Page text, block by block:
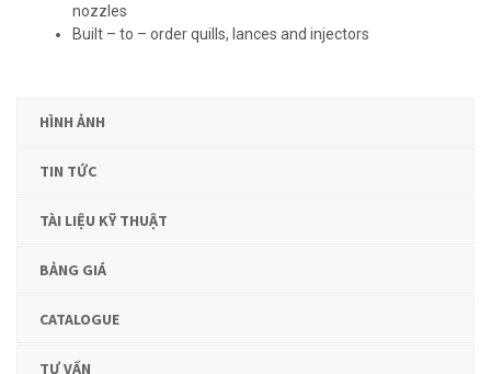
nozzles
Built – to – order quills, lances and injectors
HÌNH ẢNH
TIN TỨC
TÀI LIỆU KỸ THUẬT
BẢNG GIÁ
CATALOGUE
TƯ VẤN